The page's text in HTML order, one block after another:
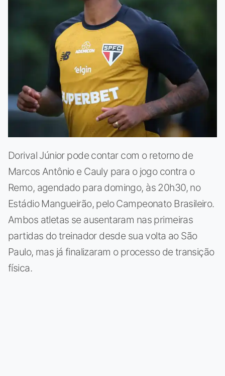
Dorival Júnior pode contar com o retorno de
Marcos Antônio e Cauly para o jogo contra o
Remo, agendado para domingo, às 20h30, no
Estádio Mangueirão, pelo Campeonato Brasileiro.
Ambos atletas se ausentaram nas primeiras
partidas do treinador desde sua volta ao São
Paulo, mas já finalizaram o processo de transição
física.